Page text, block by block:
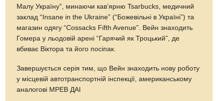
Малу Україну”, минаючи кав’ярню Tsarbucks, медичний
заклад “Insane in the Ukraine” (“Божевільні в Україні”) та
магазин одягу “Cossacks Fifth Avenue”. Вейн знаходить
Гомера у льодовій арені “Гарячий як Троцький”, де
вбиває Віктора та його посіпак.
Завершується серія тим, що Вейн знаходить нову роботу
у місцевій автотранспортній інспекції, американському
аналогові МРЕВ ДАІ